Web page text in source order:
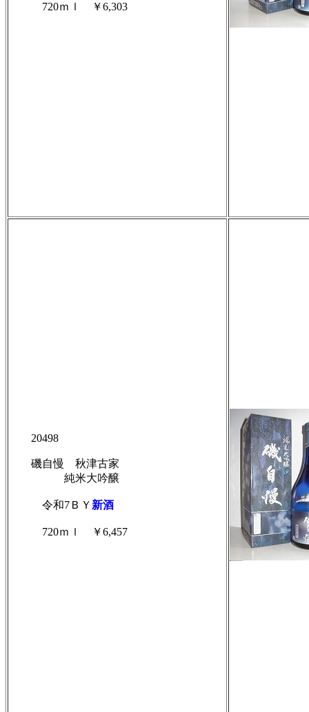
720ｍｌ ￥6,303
20498
磯自慢 秋津古家
純米大吟醸
令和7ＢＹ 新酒
720ｍｌ ￥6,457